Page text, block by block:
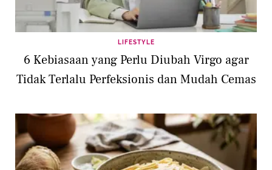
LIFESTYLE
6 Kebiasaan yang Perlu Diubah Virgo agar
Tidak Terlalu Perfeksionis dan Mudah Cemas